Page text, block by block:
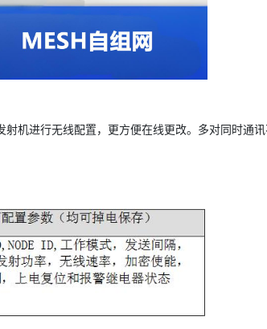
机进行无线配置，更方便在线更改。多对同时通